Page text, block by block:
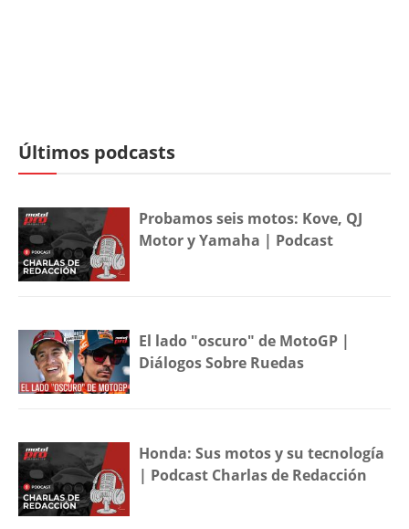
Últimos podcasts
Probamos seis motos: Kove, QJ
Motor y Yamaha | Podcast
El lado "oscuro" de MotoGP |
Diálogos Sobre Ruedas
Honda: Sus motos y su tecnología
| Podcast Charlas de Redacción